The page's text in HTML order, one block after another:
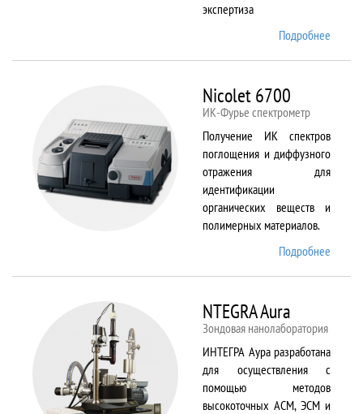
экспертиза
Подробнее
Nicolet 6700
ИК-Фурье спектрометр
Получение ИК спектров
поглощения и диффузного
отражения для
идентификации
органических веществ и
полимерных материалов.
Подробнее
NTEGRA Aura
Зондовая нанолаборатория
ИНТЕГРА Аура разработана
для осуществления с
помощью методов
высокоточных АСМ, ЭСМ и